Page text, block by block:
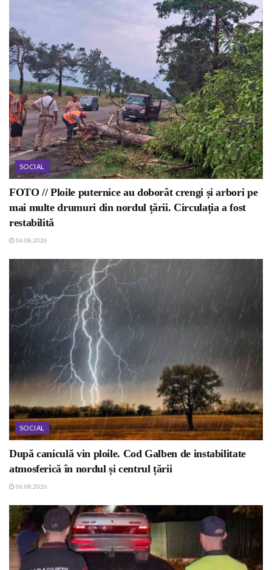
SOCIAL
FOTO // Ploile puternice au doborât crengi și arbori pe
mai multe drumuri din nordul țării. Circulația a fost
restabilită
06.08.2026
SOCIAL
După caniculă vin ploile. Cod Galben de instabilitate
atmosferică în nordul și centrul țării
06.08.2026